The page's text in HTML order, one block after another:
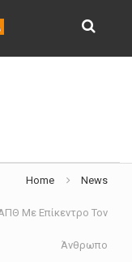
Home News
Με Επίκεντρο Τον
Άνθρωπο